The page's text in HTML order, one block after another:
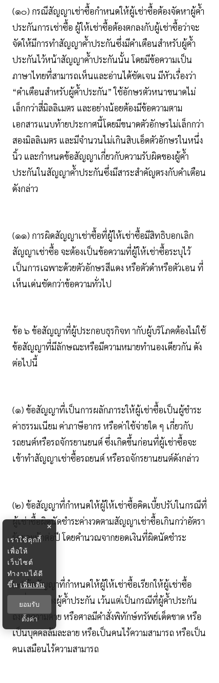
(๑๐) กรณีสัญญาเช่าซื้อกำหนดให้ผู้เช่าซื้อต้องจัดหาผู้ค้ำ
ประกันการเช่าซื้อ ผู้ให้เช่าซื้อต้องตกลงกับผู้เช่าซื้อว่าจะ
จัดให้มีการทำสัญญาค้ำประกันซึ่งมีคำเตือนสำหรับผู้ค้ำ
ประกันไว้หน้าสัญญาค้ำประกันนั้น โดยมีข้อความเป็น
ภาษาไทยที่สามารถเห็นและอ่านได้ชัดเจน มีหัวเรื่องว่า
“คำเตือนสำหรับผู้ค้ำประกัน” ใช้อักษรตัวหนาขนาดไม่
เล็กกว่าสี่มิลลิเมตร และอย่างน้อยต้องมีข้อความตาม
เอกสารแนบท้ายประกาศนี้โดยมีขนาดตัวอักษรไม่เล็กกว่า
สองมิลลิเมตร และมีจำนวนไม่เกินสิบเอ็ดตัวอักษรในหนึ่ง
นิ้ว และกำหนดข้อสัญญาเกี่ยวกับความรับผิดของผู้ค้ำ
ประกันในสัญญาค้ำประกันซึ่งมีสาระสำคัญตรงกับคำเตือน
ดังกล่าว
(๑๑) การผิดสัญญาเช่าซื้อที่ผู้ให้เช่าซื้อมีสิทธิบอกเลิก
สัญญาเช่าซื้อ จะต้องเป็นข้อความที่ผู้ให้เช่าซื้อระบุไว้
เป็นการเฉพาะด้วยตัวอักษรสีแดง หรือตัวดำหรือตัวเอน ที่
เห็นเด่นชัดกว่าข้อความทั่วไป
ข้อ ๖ ข้อสัญญาที่ผู้ประกอบธุรกิจท ากับผู้บริโภคต้องไม่ใช้
ข้อสัญญาที่มีลักษณะหรือมีความหมายทำนองเดียวกัน ดัง
ต่อไปนี้
(๑) ข้อสัญญาที่เป็นการผลักภาระให้ผู้เช่าซื้อเป็นผู้ชำระ
ค่าธรรมเนียม ค่าภาษีอากร หรือค่าใช้จ่ายใด ๆ เกี่ยวกับ
รถยนต์หรือรถจักรยานยนต์ ซึ่งเกิดขึ้นก่อนที่ผู้เช่าซื้อจะ
เข้าทำสัญญาเช่าซื้อรถยนต์ หรือรถจักรยานยนต์ดังกล่าว
(๒) ข้อสัญญาที่กำหนดให้ผู้ให้เช่าซื้อคิดเบี้ยปรับในกรณีที่
ผู้เช่าซื้อผิดนัดชำระค่างวดตามสัญญาเช่าซื้อเกินกว่าอัตรา
ร้อยละห้าต่อปี โดยคำนวณจากยอดเงินที่ผิดนัดชำระ
(๓) ข้อสัญญาที่กำหนดให้ผู้ให้เช่าซื้อเรียกให้ผู้เช่าซื้อ
เปลี่ยนแปลงผู้ค้ำประกัน เว้นแต่เป็นกรณีที่ผู้ค้ำประกัน
ถึงแก่ความตาย หรือศาลมีคำสั่งพิทักษ์ทรัพย์เด็ดขาด หรือ
เป็นบุคคลล้มละลาย หรือเป็นคนไร้ความสามารถ หรือเป็น
คนเสมือนไร้ความสามารถ
×
เราใช้คุกกี้
เพื่อให้
เว็บไซต์
ทำงานได้ดี
ขึ้นเพิ่มเติม
ยอมรับ
ตั้งค่า